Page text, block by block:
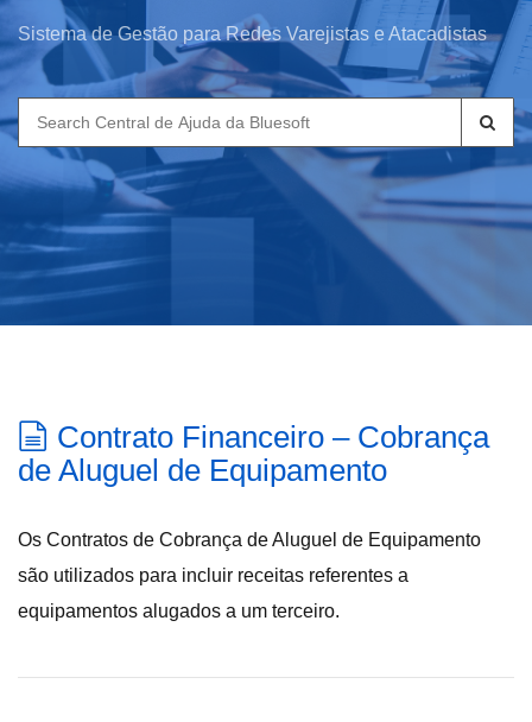
Sistema de Gestão para Redes Varejistas e Atacadistas
Search
for:
Contrato Financeiro – Cobrança
de Aluguel de Equipamento
Os Contratos de Cobrança de Aluguel de Equipamento
são utilizados para incluir receitas referentes a
equipamentos alugados a um terceiro.